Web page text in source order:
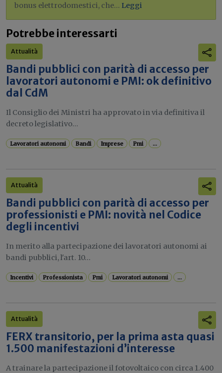
bonus elettrodomestici, che... Leggi
Potrebbe interessarti
Attualità
Bandi pubblici con parità di accesso per
lavoratori autonomi e PMI: ok definitivo
dal CdM
Il Consiglio dei Ministri ha approvato in via definitiva il
decreto legislativo...
Lavoratori autonomi Bandi Imprese Pmi ...
Attualità
Bandi pubblici con parità di accesso per
professionisti e PMI: novità nel Codice
degli incentivi
In merito alla partecipazione dei lavoratori autonomi ai
bandi pubblici, l'art. 10...
Incentivi Professionista Pmi Lavoratori autonomi ...
Attualità
FERX transitorio, per la prima asta quasi
1.500 manifestazioni d’interesse
A trainare la partecipazione il fotovoltaico con circa 1.400